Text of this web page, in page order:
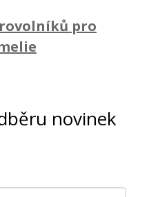
pro
novinek